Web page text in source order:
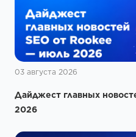
03 августа 2026
Дайджест главных
2026